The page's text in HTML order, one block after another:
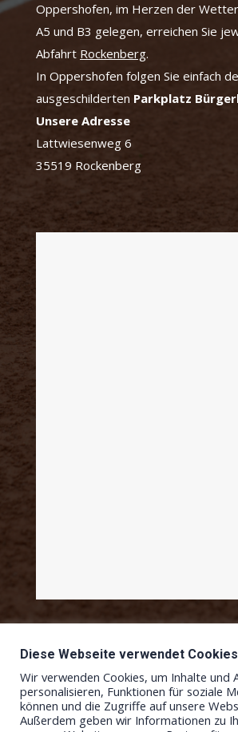
Oppershofen, im Herzen der
A5 und B3 gelegen, erreichen Sie
Abfahrt Rockenberg.
In Oppershofen folgen Sie einfach
ausgeschilderten Parkplatz
Unsere Adresse
Lattwiesenweg 6
35519 Rockenberg
Diese Webseite verwendet Cookies
Wir verwenden Cookies, um Inhalte und
personalisieren, Funktionen für soziale
können und die Zugriffe auf unsere
Außerdem geben wir Informationen zu